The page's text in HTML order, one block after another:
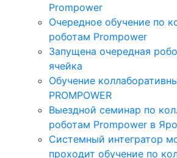
Prompower
Очередное обучение по
роботам Prompower
Запущена очередная
ячейка
Обучение
PROMPOWER
Выездной семинар по
роботам Prompower в
Системный интегратор
проходит обучение по